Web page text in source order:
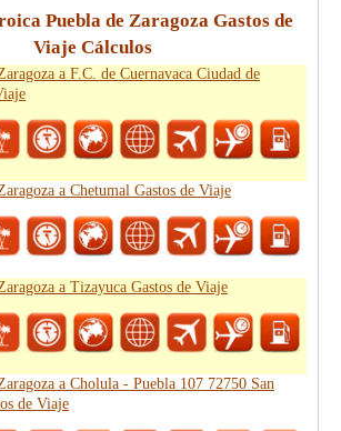
Puebla de Zaragoza Gastos de
Viaje Cálculos
a F.C. de Cuernavaca Ciudad de
a Chetumal Gastos de Viaje
a Tizayuca Gastos de Viaje
a Cholula - Puebla 107 72750 San
de Viaje